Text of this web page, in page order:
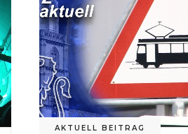
AKTUELL BEITRAG